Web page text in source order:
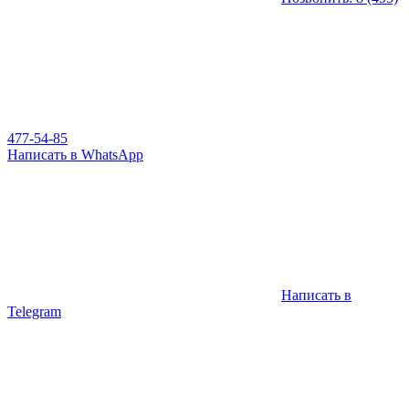
477-54-85
Написать в WhatsApp
Написать в
Telegram